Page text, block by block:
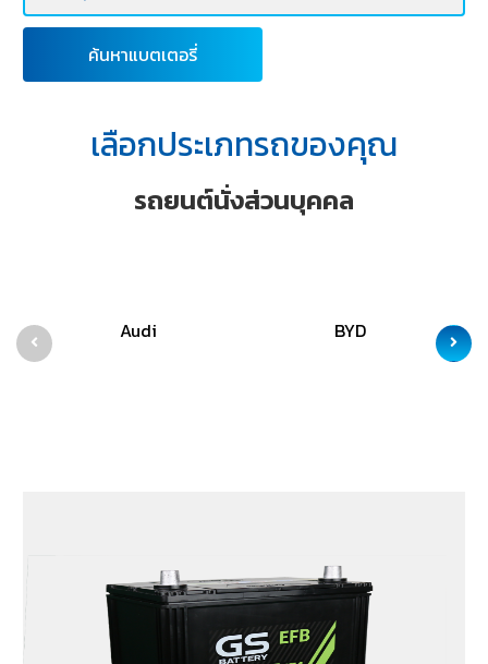
ค้นหาแบตเตอรี่
เลือกประเภทรถของคุณ
รถยนต์นั่งส่วนบุคคล
Audi BYD